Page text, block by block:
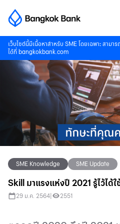
เว็บไซต์นี้มีเนื้อหาสำหรับ SME โดยเฉพาะ สามา
ได้ที่ bangkokbank.com
SME Knowledge SME Update
Skill มาแรงแห่งปี 2021 รู้ไว้ได้
29 ม.ค. 2564 2551